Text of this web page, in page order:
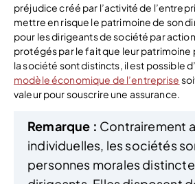
préjudice créé par l’activité de
mettre en risque le patrimoine de son
pour les dirigeants de société par
protégés par le fait que leur patrimoine
la société sont distincts, il est possible
modèle économique de l’entreprise
valeur pour souscrire une assurance.
Remarque : Contrairement
individuelles, les sociétés
personnes morales